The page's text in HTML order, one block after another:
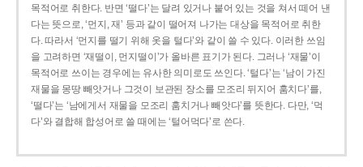
목적어로 취한다. 반면 ‘떨다’는 달려 있거나 붙어 있는 것을 쳐서 떼어 낸
다는 뜻으로, ‘먼지, 재’ 등과 같이 떨어져 나가는 대상을 목적어로 취한
다. 따라서 ‘먼지를 떨기 위해 옷을 털다’와 같이 쓸 수 있다. 이러한 쓰임
을 고려하면 ‘재떨이, 먼지떨이’가 올바른 표기가 된다. 그러나 ‘재물’이
목적어로 쓰이는 경우에는 유사한 의미로도 쓰인다. ‘털다’는 ‘남이 가진
재물을 몽땅 빼앗거나 그것이 보관된 장소를 모조리 뒤지어 훔치다’를,
‘떨다’는 ‘남에게서 재물을 모조리 훔치거나 빼앗다’를 뜻한다. 다만, ‘먹
다’와 결합해 합성어로 쓸 때에는 ‘털어먹다’로 쓴다.